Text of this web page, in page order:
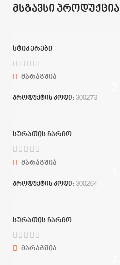
მსგავსი პროდუქცია
სტიკერები
მარაგშია
პროდუქტის კოდი: 300273
სურათის ჩარჩო
მარაგშია
პროდუქტის კოდი: 300264
სურათის ჩარჩო
მარაგშია